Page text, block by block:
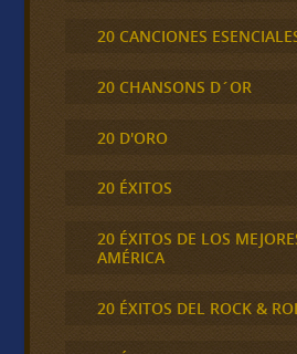
20 CANCIONES
20 CHANSONS D´OR
20 D'ORO
20 ÉXITOS
20 ÉXITOS DE LOS
AMÉRICA
20 ÉXITOS DEL ROCK &